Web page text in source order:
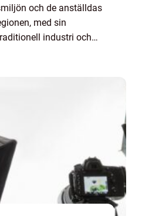
och de anställdas
med sin
industri och